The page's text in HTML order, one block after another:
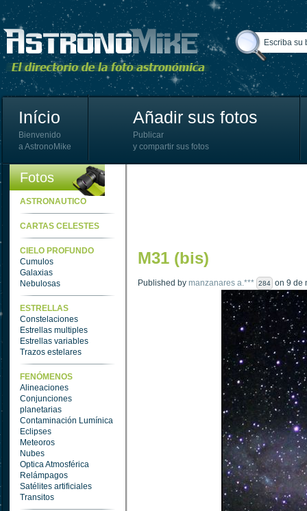
Início
Bienvenido
a AstronoMike
Añadir sus fotos
Publicar
y compartir sus fotos
Fotos
ASTRONAUTICO
CARTAS CELESTES
CIELO PROFUNDO
Cumulos
Galaxias
Nebulosas
ESTRELLAS
Constelaciones
Estrellas multiples
Estrellas variables
Trazos estelares
FENÓMENOS
Alineaciones
Conjunciones
planetarias
Contaminación Lumínica
Eclipses
Meteoros
Nubes
Optica Atmosférica
Relámpagos
Satélites artificiales
Transitos
M31 (bis)
Published by manzanares a.*** 284 on 9 de